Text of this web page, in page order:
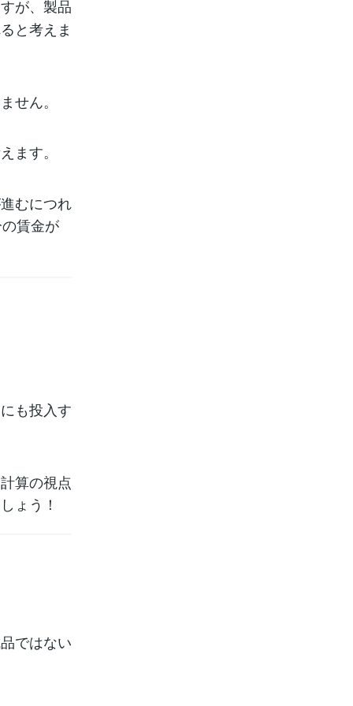
が、製品
と考えま
せん。
ます。
むにつれ
賃金が
も投入す
算の視点
ょう！
ではない